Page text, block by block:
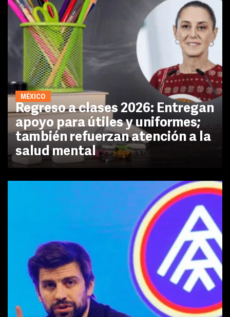
MÉXICO
Regreso a clases 2026: Entregan
apoyo para útiles y uniformes;
también refuerzan atención a la
salud mental